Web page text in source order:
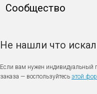
Сообщество
Не нашли что
Если вам нужен индивидуальный
заказа — воспользуйтесь этой